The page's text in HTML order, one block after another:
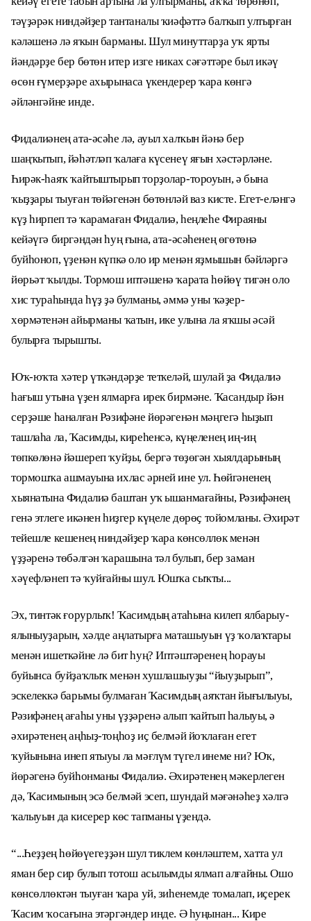
тәүҙәрәк ниндәйҙер тантаналы ҡиәфәттә балҡып ултырған
кәләшенә лә яҡын барманы. Шул минуттарҙа уҡ ярты
йәндәрҙе бер бөтөн итер изге никах сәғәттәре был икәү
өсөн ғүмерҙәре ахырынаса үкендерер ҡара көнгә
әйләнгәйне инде.
Фидалиәнең ата-әсәһе лә, ауыл халҡын йәнә бер
шаңҡытып, йәһәтләп ҡалаға күсенеү яғын хәстәрләне.
Һирәк-һаяҡ ҡайтыштырып торҙолар-тороуын, ә бына
ҡыҙҙары тыуған төйәгенән бөтөнләй ваз кисте. Егет-еләнгә
күҙ һирпеп тә ҡарамаған Фидалиә, һеңлеһе Фираяны
кейәүгә биргәндән һуң ғына, ата-әсәһенең өгөтөнә
буйһоноп, үҙенән күпкә оло ир менән яҙмышын бәйләргә
йөрьәт ҡылды. Тормош иптәшенә ҡарата һөйөү тигән оло
хис тураһында һүҙ ҙә булманы, әммә уны ҡәҙер-
хөрмәтенән айырманы ҡатын, ике улына ла яҡшы әсәй
булырға тырышты.
Юҡ-юҡта хәтер үткәндәрҙе теткеләй, шулай ҙа Фидалиә
һағыш утына үҙен ялмарға ирек бирмәне. Ҡасандыр йән
серҙәше һаналған Рәзифәне йөрәгенән мәңгегә һыҙып
ташлаһа ла, Ҡасимды, киреһенсә, күңеленең иң-иң
төпкөлөнә йәшереп ҡуйҙы, бергә төҙөгән хыялдарының
тормошҡа ашмауына ихлас әрней ине ул. Һөйгәненең
хыянатына Фидалиә баштан уҡ ышанмағайны, Рәзифәнең
генә этлеге икәнен һиҙгер күңеле дөрөҫ тойомланы. Әхирәт
тейешле кешенең ниндәйҙер ҡара көнсөллөк менән
үҙҙәренә төбәлгән ҡарашына тәл булып, бер заман
хәүефләнеп тә ҡуйғайны шул. Юшҡа сыҡты...
Эх, тинтәк ғорурлыҡ! Ҡасимдың атаһына килеп ялбарыу-
ялыныуҙарын, хәлде аңлатырға маташыуын үҙ ҡолаҡтары
менән ишеткәйне лә бит һуң? Иптәштәренең һорауы
буйынса буйҙаҡлыҡ менән хушлашыуҙы “йыуҙырып”,
эскелеккә барымы булмаған Ҡасимдың аяҡтан йығылыуы,
Рәзифәнең ағаһы уны үҙҙәренә алып ҡайтып һалыуы, ә
әхирәтенең аңһыҙ-тоңһоҙ иҫ белмәй йоҡлаған егет
ҡуйынына инеп ятыуы ла мәғлүм түгел инеме ни? Юҡ,
йөрәгенә буйһонманы Фидалиә. Әхирәтенең мәкерлеген
дә, Ҡасимының эсә белмәй эсеп, шундай мәғәнәһеҙ хәлгә
ҡалыуын да кисерер көс тапманы үҙендә.
“...Һеҙҙең һөйөүегеҙҙән шул тиклем көнләштем, хатта ул
яман бер сир булып тотош асылымды ялмап алғайны. Ошо
көнсөллөктән тыуған ҡара уй, зиһенемде томалап, иҫерек
Ҡасим ҡосағына этәргәндер инде. Ә һуңынан... Кире